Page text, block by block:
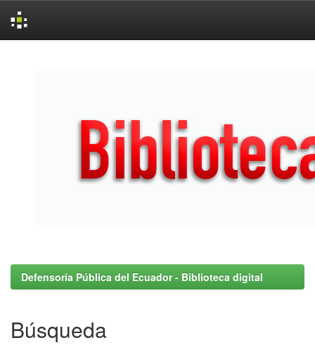
Defensoría Pública del Ecuador - Biblioteca digital
Búsqueda